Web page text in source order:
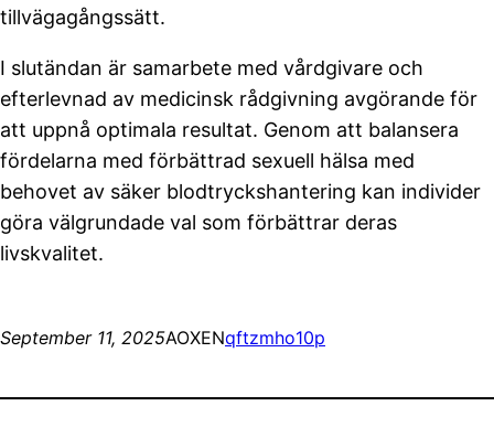
tillvägagångssätt.
I slutändan är samarbete med vårdgivare och
efterlevnad av medicinsk rådgivning avgörande för
att uppnå optimala resultat. Genom att balansera
fördelarna med förbättrad sexuell hälsa med
behovet av säker blodtryckshantering kan individer
göra välgrundade val som förbättrar deras
livskvalitet.
September 11, 2025AOXENqftzmho10p